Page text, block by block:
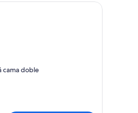
Habitación de hotel con cama, sofá,
cama doble